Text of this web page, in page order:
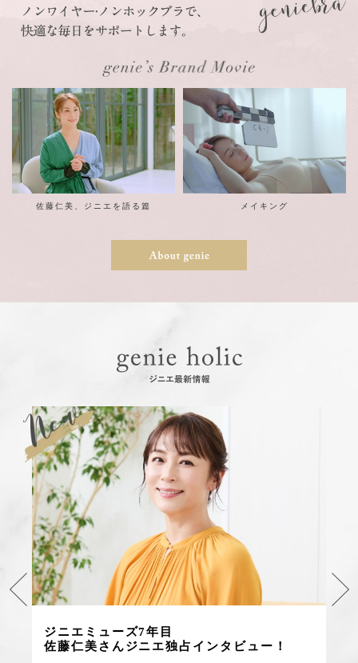
佐藤仁美、ジニエを語る篇 メイキング
ジニエミューズ7年目
佐藤仁美さんジニエ独占インタビュー！